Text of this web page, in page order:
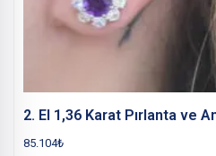
2. El 1,36 Karat Pırlanta ve
85.104₺